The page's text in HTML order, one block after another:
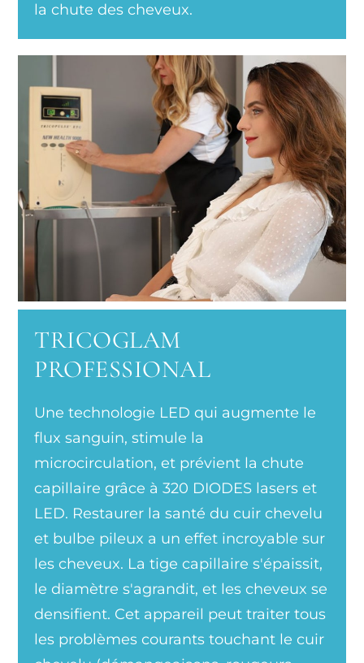
la chute des cheveux.
TRICOGLAM
PROFESSIONAL
Une technologie LED qui augmente le
flux sanguin, stimule la
microcirculation, et prévient la chute
capillaire grâce à 320 DIODES lasers et
LED. Restaurer la santé du cuir chevelu
et bulbe pileux a un effet incroyable sur
les cheveux. La tige capillaire s'épaissit,
le diamètre s'agrandit, et les cheveux se
densifient. Cet appareil peut traiter tous
les problèmes courants touchant le cuir